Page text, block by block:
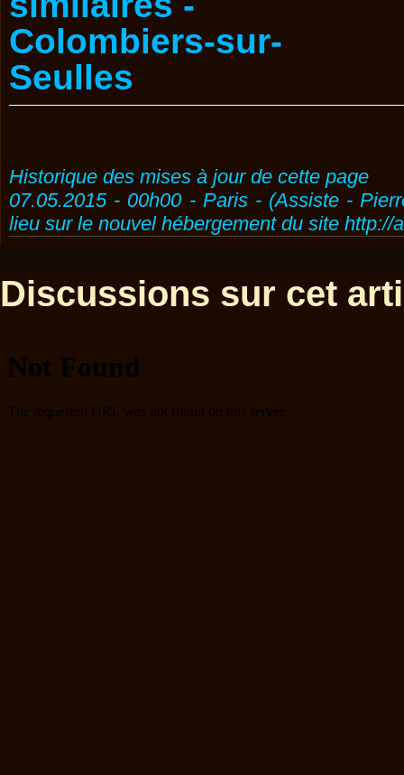
Historique des mises à jour de cette page
07.05.2015 - 00h00 - Paris - (Assiste -
lieu sur le nouvel hébergement du site http://
Discussions sur cet